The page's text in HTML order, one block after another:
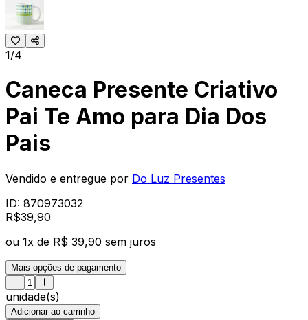
1/4
Caneca Presente Criativo
Pai Te Amo para Dia Dos
Pais
Vendido e entregue por Do Luz Presentes
ID: 870973032
R$39,90
ou 1x de R$ 39,90 sem juros
Mais opções de pagamento
unidade(s)
Adicionar ao carrinho